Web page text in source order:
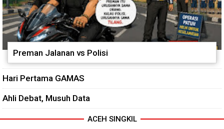
Preman Jalanan vs Polisi
Hari Pertama GAMAS
Ahli Debat, Musuh Data
ACEH SINGKIL